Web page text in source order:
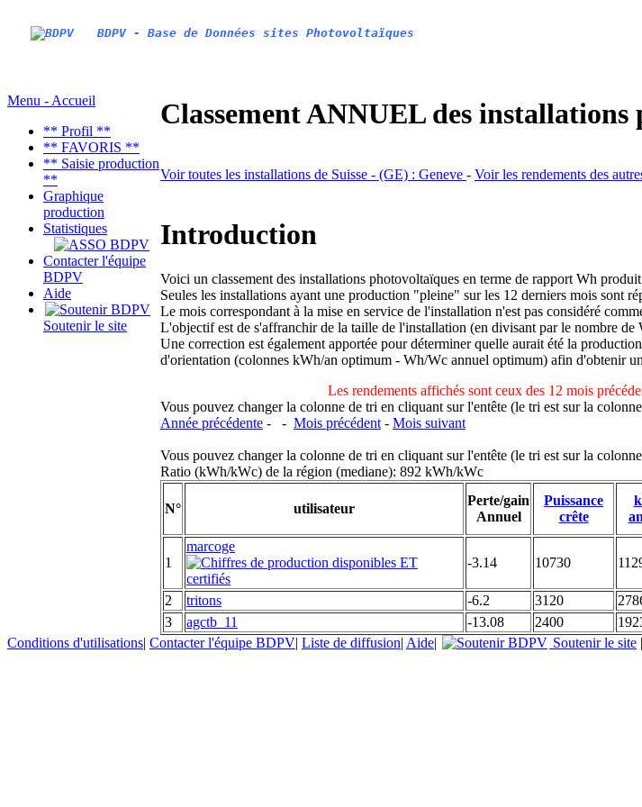
BDPV - Base de Données sites Photovoltaïques
Menu - Accueil
** Profil **
** FAVORIS **
** Saisie production
**
Graphique
production
Statistiques
Contacter l'équipe
BDPV
Aide
Soutenir le site
Classement ANNUEL des
Voir toutes les installations de Suisse - (GE) : Geneve - Voir les rendements des
Introduction
Voici un classement des installations photovoltaïques en terme de rapport Wh
Seules les installations ayant une production "pleine" sur les 12 derniers mois sont
Le mois correspondant à la mise en service de l'installation n'est pas considéré
L'objectif est de s'affranchir de la taille de l'installation (en divisant par le nombre de
Une correction est également apportée pour déterminer quelle aurait été la
d'orientation (colonnes kWh/an optimum - Wh/Wc annuel optimum) afin d'obtenir
Les rendements affichés sont ceux des 12 mois
Vous pouvez changer la colonne de tri en cliquant sur l'entête (le tri est sur la
Année précédente - - Mois précédent - Mois suivant
Vous pouvez changer la colonne de tri en cliquant sur l'entête (le tri est sur la
Ratio (kWh/kWc) de la région (mediane): 892 kWh/kWc
N° utilisateur
Perte/gain
Annuel
Puissance
crête
1
marcoge
-3.14
10730
2 tritons -6.2 3120
3
agctb_11 -13.08 2400
Conditions d'utilisations| Contacter l'équipe BDPV| Liste de diffusion| Aide| Soutenir le site |